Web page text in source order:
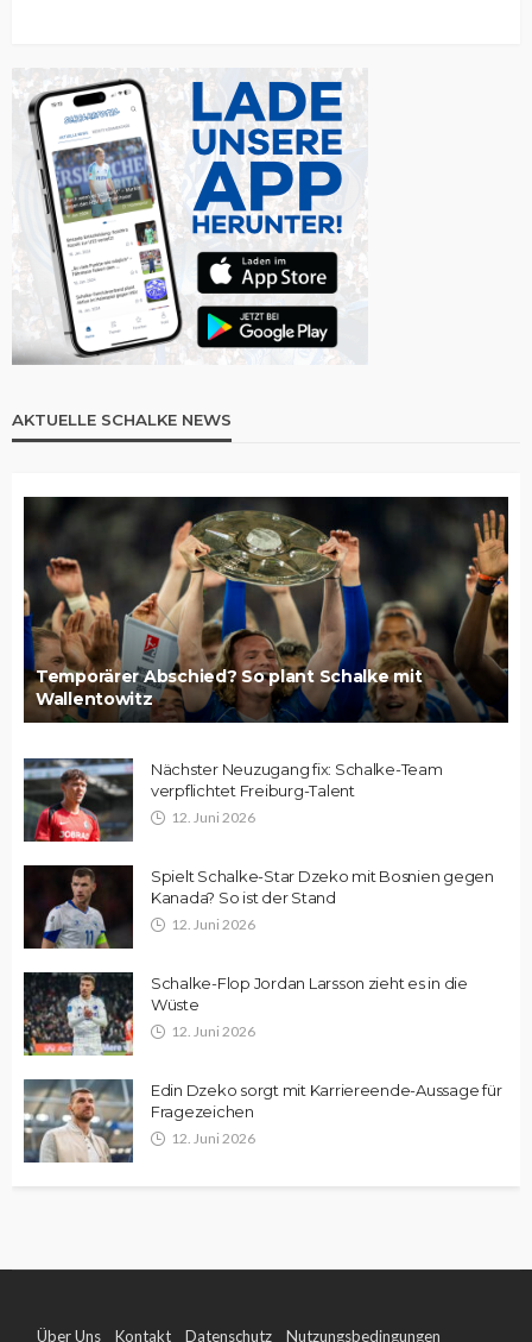
AKTUELLE SCHALKE NEWS
Temporärer Abschied? So plant Schalke mit
Wallentowitz
Nächster Neuzugang fix: Schalke-Team
verpflichtet Freiburg-Talent
12. Juni 2026
Spielt Schalke-Star Dzeko mit Bosnien gegen
Kanada? So ist der Stand
12. Juni 2026
Schalke-Flop Jordan Larsson zieht es in die
Wüste
12. Juni 2026
Edin Dzeko sorgt mit Karriereende-Aussage für
Fragezeichen
12. Juni 2026
Über Uns Kontakt Datenschutz Nutzungsbedingungen